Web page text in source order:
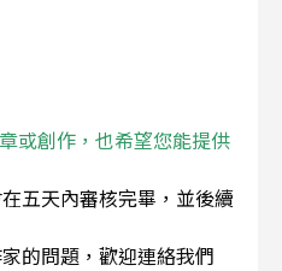
或創作，也希望您能提供
五天內審核完畢，並後續
的問題，歡迎連絡我們